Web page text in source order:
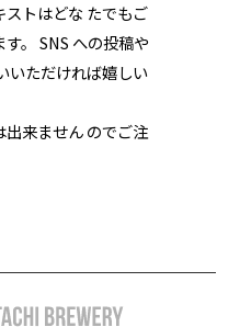
トはどな たでもご
。 SNS への投稿や
いただければ嬉しい
来ません のでご注